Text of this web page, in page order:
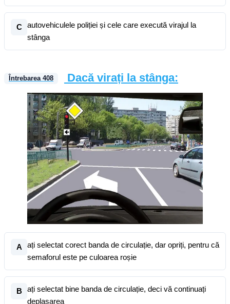
C
autovehiculele poliției și cele care execută virajul la
stânga
Întrebarea 408 Dacă virați la stânga:
A
ați selectat corect banda de circulație, dar opriți, pentru că
semaforul este pe culoarea roșie
B
ați selectat bine banda de circulație, deci vă continuați
deplasarea